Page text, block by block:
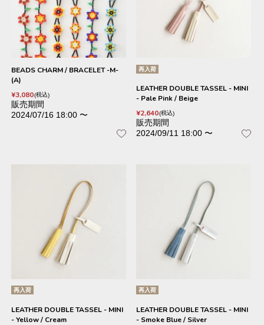
BEADS CHARM / BRACELET -M-
(A)
¥3,080 税込
販売期間
2024/07/16 18:00 〜
再入荷
LEATHER DOUBLE TASSEL - MINI
- Pale Pink / Beige
¥2,640 税込
販売期間
2024/09/11 18:00 〜
再入荷
LEATHER DOUBLE TASSEL - MINI
- Yellow / Cream
再入荷
LEATHER DOUBLE TASSEL - MINI
- Smoke Blue / Silver